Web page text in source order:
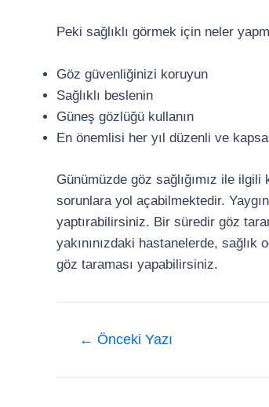
Peki sağlıklı görmek için neler
Göz güvenliğinizi koruyun
Sağlıklı beslenin
Güneş gözlüğü kullanın
En önemlisi her yıl düzenli ve
Günümüzde göz sağlığımız ile
sorunlara yol açabilmektedir.
yaptırabilirsiniz. Bir süredir göz
yakınınızdaki hastanelerde,
göz taraması yapabilirsiniz.
← Önceki Yazı